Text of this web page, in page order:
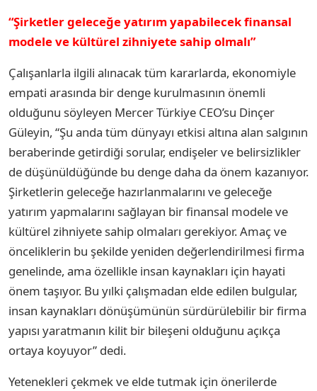
“Şirketler geleceğe yatırım yapabilecek finansal
modele ve kültürel zihniyete sahip olmalı”
Çalışanlarla ilgili alınacak tüm kararlarda, ekonomiyle
empati arasında bir denge kurulmasının önemli
olduğunu söyleyen Mercer Türkiye CEO’su Dinçer
Güleyin, “Şu anda tüm dünyayı etkisi altına alan salgının
beraberinde getirdiği sorular, endişeler ve belirsizlikler
de düşünüldüğünde bu denge daha da önem kazanıyor.
Şirketlerin geleceğe hazırlanmalarını ve geleceğe
yatırım yapmalarını sağlayan bir finansal modele ve
kültürel zihniyete sahip olmaları gerekiyor. Amaç ve
önceliklerin bu şekilde yeniden değerlendirilmesi firma
genelinde, ama özellikle insan kaynakları için hayati
önem taşıyor. Bu yılki çalışmadan elde edilen bulgular,
insan kaynakları dönüşümünün sürdürülebilir bir firma
yapısı yaratmanın kilit bir bileşeni olduğunu açıkça
ortaya koyuyor” dedi.
Yetenekleri çekmek ve elde tutmak için önerilerde